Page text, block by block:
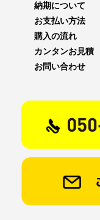
納期について
お支払い方法
購入の流れ
カンタンお見積
お問い合わせ